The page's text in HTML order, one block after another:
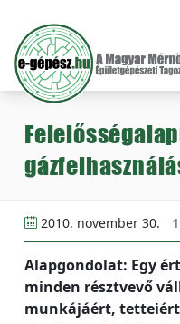
2010. november 30.
Alapgondolat: Egy
minden résztvevő
munkájáért,